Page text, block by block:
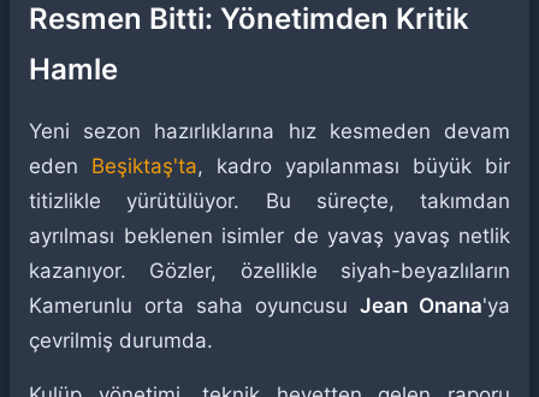
Resmen Bitti: Yönetimden Kritik
Hamle
Yeni sezon hazırlıklarına hız kesmeden devam
eden Beşiktaş'ta, kadro yapılanması büyük bir
titizlikle yürütülüyor. Bu süreçte, takımdan
ayrılması beklenen isimler de yavaş yavaş netlik
kazanıyor. Gözler, özellikle siyah-beyazlıların
Kamerunlu orta saha oyuncusu Jean Onana'ya
çevrilmiş durumda.